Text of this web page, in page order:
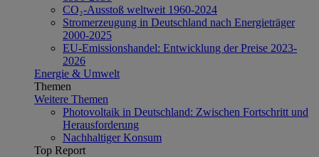
CO₂-Ausstoß weltweit 1960-2024
Stromerzeugung in Deutschland nach Energieträger
2000-2025
EU-Emissionshandel: Entwicklung der Preise 2023-
2026
Energie & Umwelt
Themen
Weitere Themen
Photovoltaik in Deutschland: Zwischen Fortschritt und
Herausforderung
Nachhaltiger Konsum
Top Report